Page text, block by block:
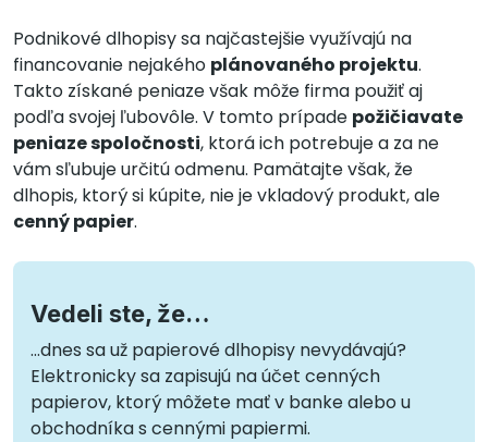
Podnikové dlhopisy sa najčastejšie využívajú na
financovanie nejakého plánovaného projektu.
Takto získané peniaze však môže firma použiť aj
podľa svojej ľubovôle. V tomto prípade požičiavate
peniaze spoločnosti, ktorá ich potrebuje a za ne
vám sľubuje určitú odmenu. Pamätajte však, že
dlhopis, ktorý si kúpite, nie je vkladový produkt, ale
cenný papier.
Vedeli ste, že…
…dnes sa už papierové dlhopisy nevydávajú?
Elektronicky sa zapisujú na účet cenných
papierov, ktorý môžete mať v banke alebo u
obchodníka s cennými papiermi.